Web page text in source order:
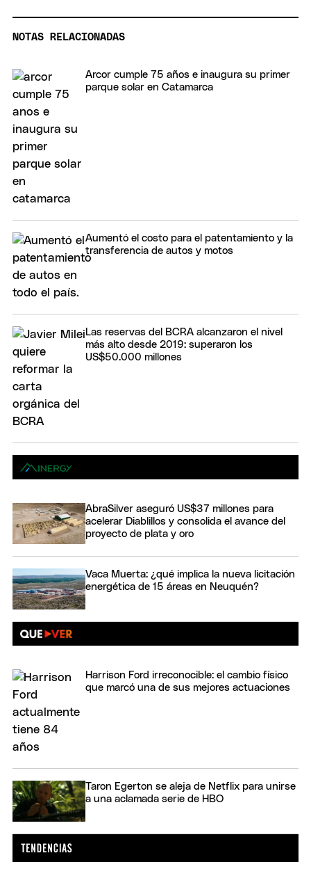
NOTAS RELACIONADAS
Arcor cumple 75 años e inaugura su primer
parque solar en Catamarca
Aumentó el costo para el patentamiento y la
transferencia de autos y motos
Las reservas del BCRA alcanzaron el nivel
más alto desde 2019: superaron los
US$50.000 millones
AbraSilver aseguró US$37 millones para
acelerar Diablillos y consolida el avance del
proyecto de plata y oro
Vaca Muerta: ¿qué implica la nueva licitación
energética de 15 áreas en Neuquén?
Harrison Ford irreconocible: el cambio físico
que marcó una de sus mejores actuaciones
Taron Egerton se aleja de Netflix para unirse
a una aclamada serie de HBO